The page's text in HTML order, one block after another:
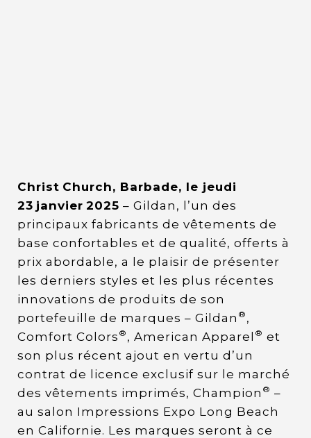
Christ Church, Barbade, le jeudi
23 janvier 2025 – Gildan, l’un des
principaux fabricants de vêtements de
base confortables et de qualité, offerts à
prix abordable, a le plaisir de présenter
les derniers styles et les plus récentes
innovations de produits de son
portefeuille de marques – Gildan ® ,
Comfort Colors ® , American Apparel ® et
son plus récent ajout en vertu d’un
contrat de licence exclusif sur le marché
des vêtements imprimés, Champion ® –
au salon Impressions Expo Long Beach
en Californie. Les marques seront à ce